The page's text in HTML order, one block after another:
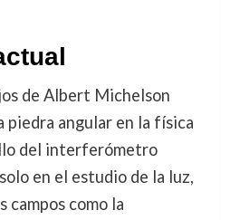
de Albert Michelson
piedra angular en la física
del interferómetro
en el estudio de la luz,
campos como la